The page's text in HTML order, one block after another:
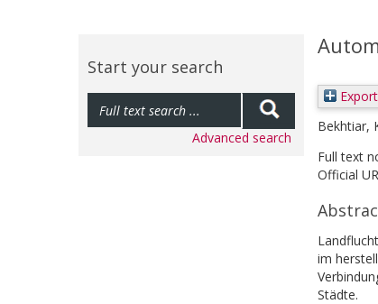
Start your search
Advanced search
Bekhtiar,
Full text
Official
im
Städte.